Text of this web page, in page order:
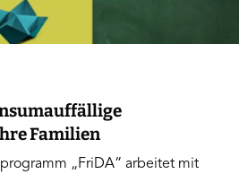
Familien
„FriDA“ arbeitet mit